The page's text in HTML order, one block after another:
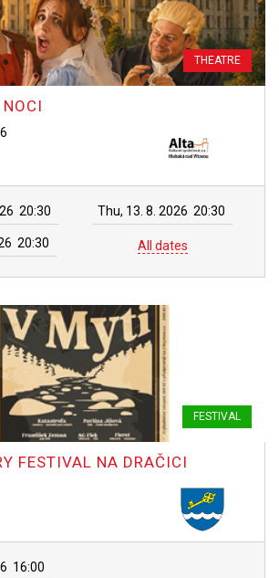
THEATRE
20:30 Thu, 13. 8. 2026 20:30
20:30 All dates
FESTIVAL
FESTIVAL NA DRAČICI
16:00